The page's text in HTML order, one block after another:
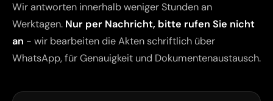
Wir antworten innerhalb weniger Stunden an
Werktagen. Nur per Nachricht, bitte rufen Sie nicht
an - wir bearbeiten die Akten schriftlich über
WhatsApp, für Genauigkeit und Dokumentenaustausch.